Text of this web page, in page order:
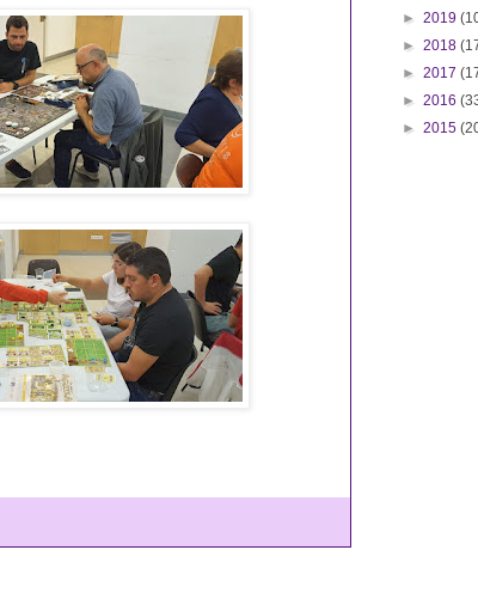
► 2019
► 2018
► 2017
► 2016
► 2015